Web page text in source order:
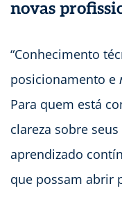
novas
“Conhecimento
posicionamento e
Para quem está
clareza sobre
aprendizado
que possam abrir